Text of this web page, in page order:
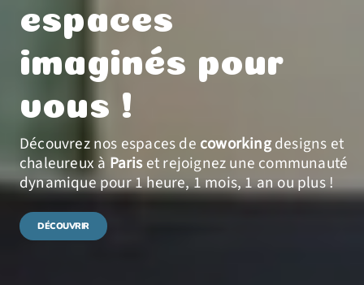
espaces
imaginés pour
vous !
Découvrez nos espaces de coworkingdesigns et
chaleureux à Paris et rejoignez une communauté
dynamique pour 1 heure, 1 mois, 1 an ou plus !
DÉCOUVRIR